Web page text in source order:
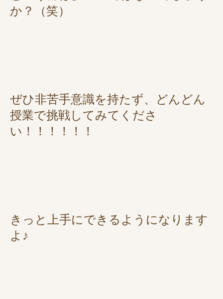
か？（笑）
ぜひ非苦手意識を持たず、どんどん
授業で挑戦してみてくださ
い！！！！！！
きっと上手にできるようになります
よ♪